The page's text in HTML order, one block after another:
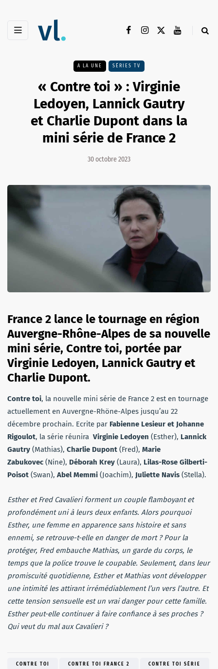
A LA UNE SÉRIES TV
« Contre toi » : Virginie
Ledoyen, Lannick Gautry
et Charlie Dupont dans la
mini série de France 2
30 octobre 2023
France 2 lance le tournage en région
Auvergne-Rhône-Alpes de sa nouvelle
mini série, Contre toi, portée par
Virginie Ledoyen, Lannick Gautry et
Charlie Dupont.
Contre toi, la nouvelle mini série de France 2 est en tournage
actuellement en Auvergne-Rhöne-Alpes jusqu’au 22
décembre prochain. Ecrite par Fabienne Lesieur et Johanne
Rigoulot, la série réunira Virginie Ledoyen (Esther), Lannick
Gautry (Mathias), Charlie Dupont (Fred), Marie
Zabukovec (Nine), Déborah Krey (Laura), Lilas-Rose Gilberti-
Poisot (Swan), Abel Memmi (Joachim), Juliette Navis (Stella).
Esther et Fred Cavalieri forment un couple flamboyant et
profondément uni à leurs deux enfants. Alors pourquoi
Esther, une femme en apparence sans histoire et sans
ennemi, se retrouve-t-elle en danger de mort ? Pour la
protéger, Fred embauche Mathias, un garde du corps, le
temps que la police trouve le coupable. Seulement, dans leur
promiscuité quotidienne, Esther et Mathias vont développer
une intimité les attirant irrémédiablement l’un vers l’autre. Et
cette tension sensuelle est un vrai danger pour cette famille.
Esther peut-elle continuer à faire confiance à ses proches ?
Qui veut du mal aux Cavalieri ?
CONTRE TOI CONTRE TOI FRANCE 2 CONTRE TOI SÉRIE